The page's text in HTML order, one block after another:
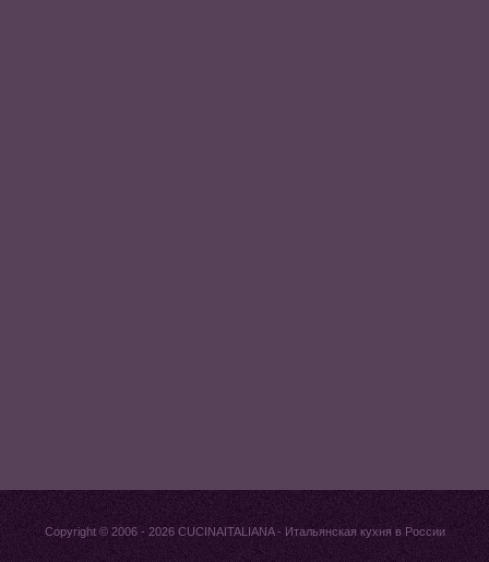
Copyright © 2006 - 2026 CUCINAITALIANA- Итальянская кухня в России